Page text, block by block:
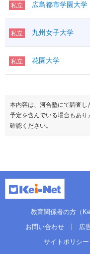
私立 広島都市学園大学
私立 九州女子大学
私立 花園大学
本内容は、河合塾にて調査
予定を含んでいる場合もあ
確認ください。
教育関係者の方（
お問い合わせ
広
サイトポリシー